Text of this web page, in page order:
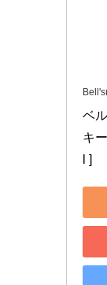
ベ
キ
l ]